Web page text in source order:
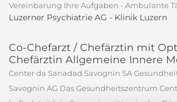
Vereinbarung Ihre Aufgaben - Ambulante
Luzerner Psychiatrie AG - Klinik Luzern
Co-Chefarzt / Chefärztin mit
Chefärztin Allgemeine Innere
Center da Sanadad Savognin SA
Savognin AG Das Gesundheitszentrum